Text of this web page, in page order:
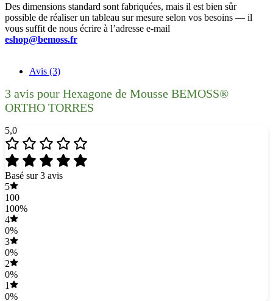
Des dimensions standard sont fabriquées, mais il est bien sûr
possible de réaliser un tableau sur mesure selon vos besoins — il
vous suffit de nous écrire à l’adresse e-mail
eshop@bemoss.fr
Avis (3)
3 avis pour Hexagone de Mousse BEMOSS®
ORTHO TORRES
5,0
Basé sur 3 avis
5
100
100%
4
0%
3
0%
2
0%
1
0%